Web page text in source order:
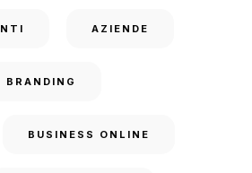
AZIENDE
BRANDING
BUSINESS ONLINE